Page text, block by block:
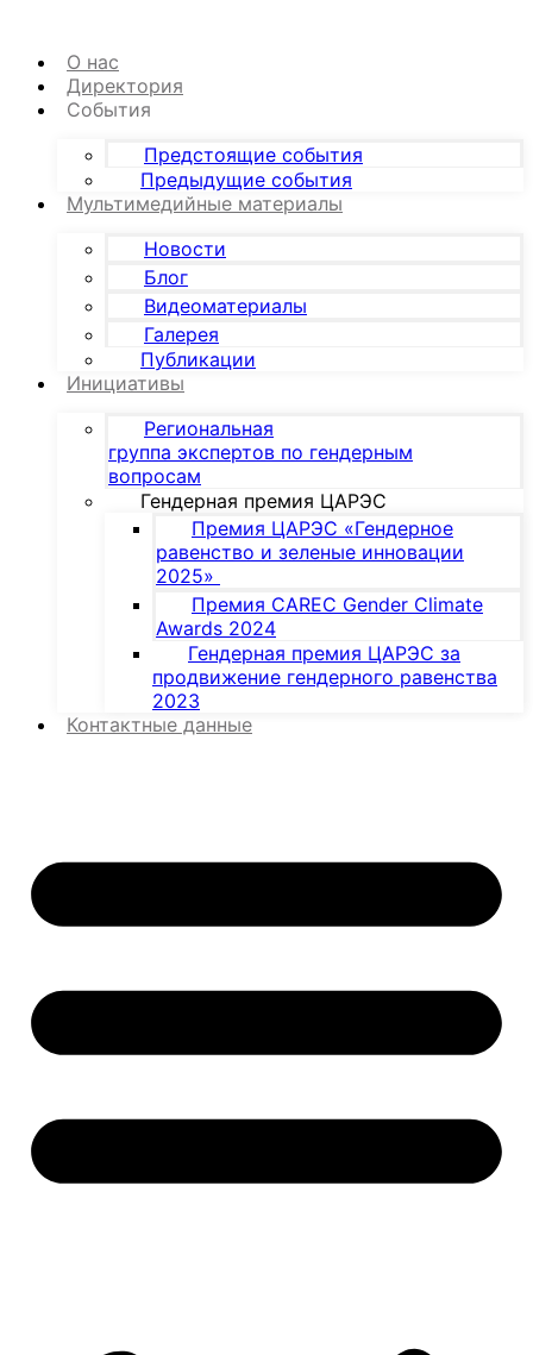
содержимому
О нас
Директория
События
Предстоящие события
Предыдущие события
Мультимедийные материалы
Новости
Блог
Видеоматериалы
Галерея
Публикации
Инициативы
Региональная
группа экспертов по гендерным
вопросам
Гендерная премия ЦАРЭС
Премия ЦАРЭС «Гендерное
равенство и зеленые инновации
2025»
Премия CAREC Gender Climate
Awards 2024
Гендерная премия ЦАРЭС за
продвижение гендерного равенства
2023
Контактные данные